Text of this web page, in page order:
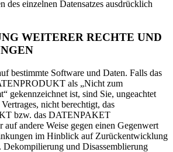
des einzelnen Datensatzes ausdrücklich
WEITERER RECHTE UND
bestimmte Software und Daten. Falls das
als „Nicht zum
gekennzeichnet ist, sind Sie, ungeachtet
nicht berechtigt, das
bzw. das DATENPAKET
auf andere Weise gegen einen Gegenwert
im Hinblick auf Zurückentwicklung
Dekompilierung und Disassemblierung